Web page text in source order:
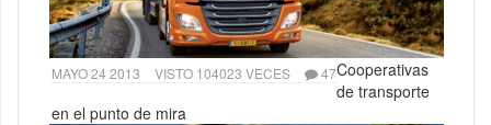
MAYO 24 2013 VISTO 104023 VECES 47Cooperativas
de transporte
en el punto de mira